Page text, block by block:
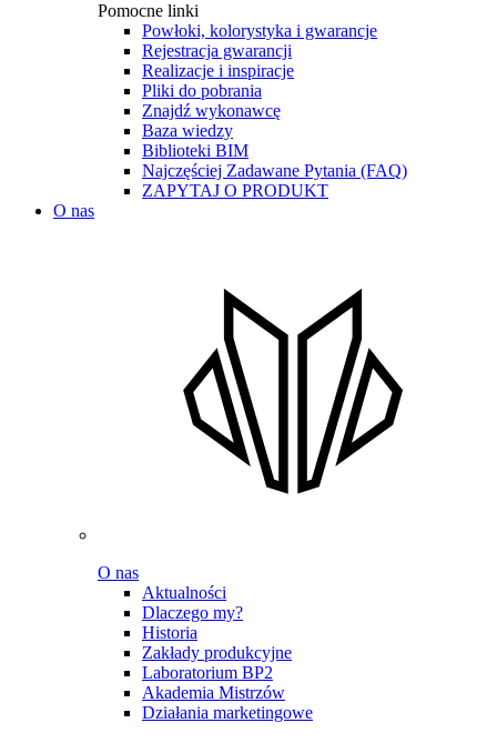
Pomocne linki
Powłoki, kolorystyka i gwarancje
Rejestracja gwarancji
Realizacje i inspiracje
Pliki do pobrania
Znajdź wykonawcę
Baza wiedzy
Biblioteki BIM
Najczęściej Zadawane Pytania (FAQ)
ZAPYTAJ O PRODUKT
O nas
O nas
Aktualności
Dlaczego my?
Historia
Zakłady produkcyjne
Laboratorium BP2
Akademia Mistrzów
Działania marketingowe